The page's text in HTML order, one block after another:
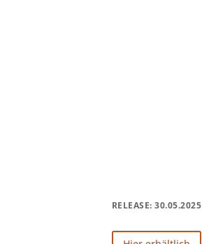
RELEASE: 30.05.2025